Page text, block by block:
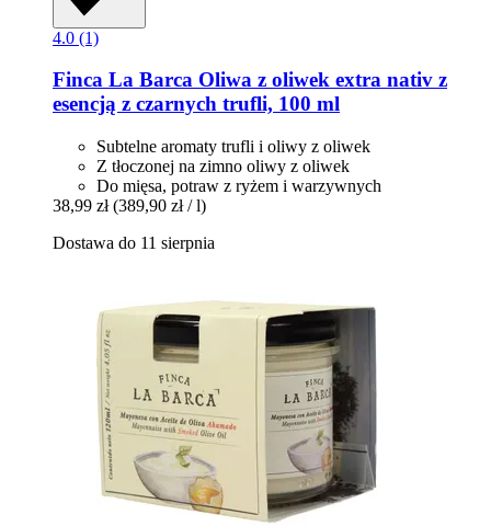
4.0 (1)
Finca La Barca Oliwa z oliwek extra nativ z
esencją z czarnych trufli, 100 ml
Subtelne aromaty trufli i oliwy z oliwek
Z tłoczonej na zimno oliwy z oliwek
Do mięsa, potraw z ryżem i warzywnych
38,99 zł (389,90 zł / l)
Dostawa do 11 sierpnia